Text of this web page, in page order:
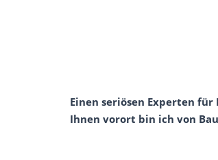
Einen seriösen Experten
Ihnen vorort bin ich von